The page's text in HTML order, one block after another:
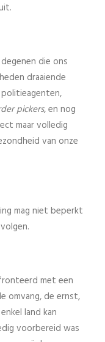
die ons
draaiende
pickers, en nog
maar volledig
van onze
mag niet beperkt
met een
omvang, de ernst,
land kan
voorbereid was